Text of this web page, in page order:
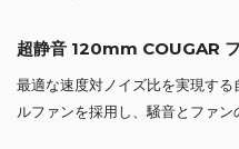
超静音 120mm COUGAR
最適な速度対ノイズ比を実現す
ルファンを採用し、騒音とファン